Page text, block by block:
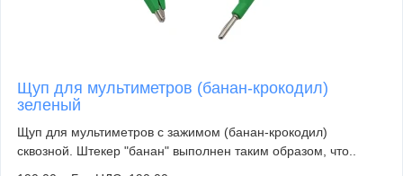
Щуп для мультиметров (банан-крокодил)
зеленый
Щуп для мультиметров с зажимом (банан-крокодил)
сквозной. Штекер "банан" выполнен таким образом, что..